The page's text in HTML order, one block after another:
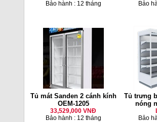
Bảo hành : 12 tháng
Bảo
Tủ mát Sanden 2 cánh kính
OEM-1205
33,529,000 VNĐ
Bảo hành : 12 tháng
Tủ trưng
nóng
Bảo